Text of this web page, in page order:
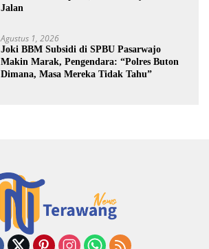
Jalan
Agustus 1, 2026
Joki BBM Subsidi di SPBU Pasarwajo
Makin Marak, Pengendara: “Polres Buton
Dimana, Masa Mereka Tidak Tahu”